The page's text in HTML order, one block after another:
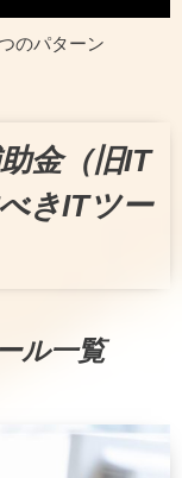
のパターン
金（旧IT
きITツー
ル一覧